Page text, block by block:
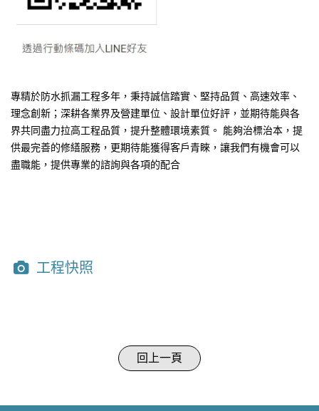
專精於防水抓漏工程多年，秉持誠信踏實、堅持品質、高速效率、
理念創新；深耕各業界及營建單位、設計單位好評，並期待能與各
界共同盡力拉高工程品質，提升整體環境素質。 能夠治標治本，提
供最完善的修繕服務，更期待能獲得客戶青睞，讓我們有機會可以
盡職能，提供專業的諮詢與各項的配合
工程快照
回上一頁